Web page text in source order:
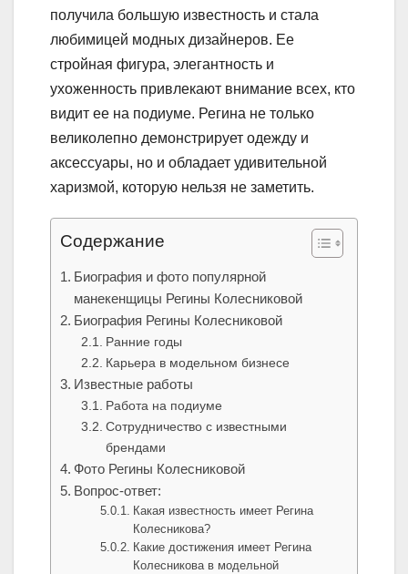
получила большую известность и стала
любимицей модных дизайнеров. Ее
стройная фигура, элегантность и
ухоженность привлекают внимание всех, кто
видит ее на подиуме. Регина не только
великолепно демонстрирует одежду и
аксессуары, но и обладает удивительной
харизмой, которую нельзя не заметить.
Содержание
Биография и фото популярной
манекенщицы Регины Колесниковой
Биография Регины Колесниковой
Ранние годы
Карьера в модельном бизнесе
Известные работы
Работа на подиуме
Сотрудничество с известными
брендами
Фото Регины Колесниковой
Вопрос-ответ:
Какая известность имеет Регина
Колесникова?
Какие достижения имеет Регина
Колесникова в модельной